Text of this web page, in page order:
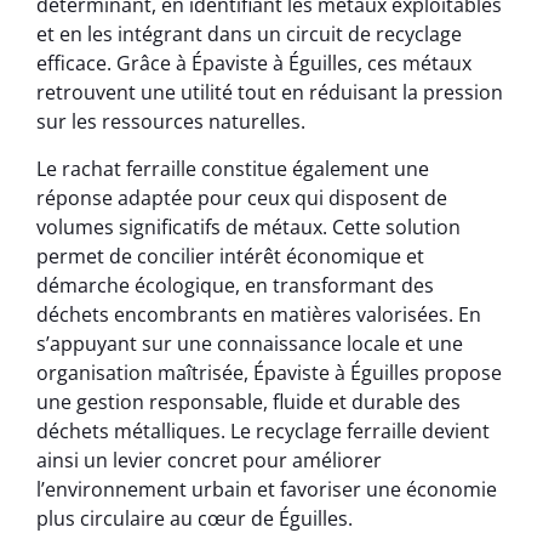
déterminant, en identifiant les métaux exploitables
et en les intégrant dans un circuit de recyclage
efficace. Grâce à Épaviste à Éguilles, ces métaux
retrouvent une utilité tout en réduisant la pression
sur les ressources naturelles.
Le rachat ferraille constitue également une
réponse adaptée pour ceux qui disposent de
volumes significatifs de métaux. Cette solution
permet de concilier intérêt économique et
démarche écologique, en transformant des
déchets encombrants en matières valorisées. En
s’appuyant sur une connaissance locale et une
organisation maîtrisée, Épaviste à Éguilles propose
une gestion responsable, fluide et durable des
déchets métalliques. Le recyclage ferraille devient
ainsi un levier concret pour améliorer
l’environnement urbain et favoriser une économie
plus circulaire au cœur de Éguilles.